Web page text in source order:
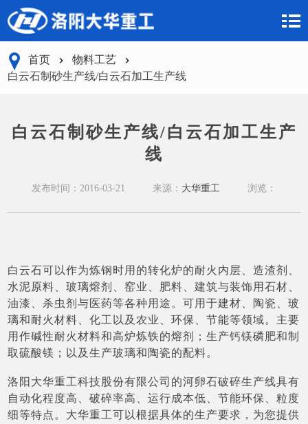
首页
物料工艺
白云石制砂生产线/白云石加工生产线
白云石制砂生产线/白云石加工生产
线
发布时间：2016-03-21 来源： 大华重工 浏览：
白云石可以作为炼钢时用的转化炉的耐火内层、造渣剂、
水泥原料、玻璃熔剂、窑业、肥料、建筑与装饰用石材、
油漆、杀虫剂与医药等各种用途。可用于建材、陶瓷、玻
璃和耐火材料、化工以及农业、环保、节能等领域。主要
用作碱性耐火材料和高炉炼铁的熔剂；生产钙镁磷肥和制
取硫酸镁；以及生产玻璃和陶瓷的配料。
洛阳大华重工科技股份有限公司的河卵石破碎生产线具有
自动化程度高、破碎率高、运行成本低、节能环保、粒度
细等特点。大华重工可以根据具体的生产要求，为您提供